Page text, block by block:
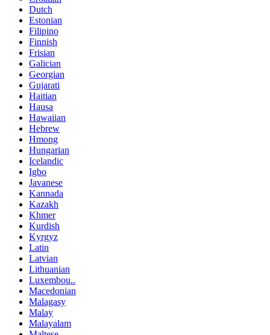
Dutch
Estonian
Filipino
Finnish
Frisian
Galician
Georgian
Gujarati
Haitian
Hausa
Hawaiian
Hebrew
Hmong
Hungarian
Icelandic
Igbo
Javanese
Kannada
Kazakh
Khmer
Kurdish
Kyrgyz
Latin
Latvian
Lithuanian
Luxembou..
Macedonian
Malagasy
Malay
Malayalam